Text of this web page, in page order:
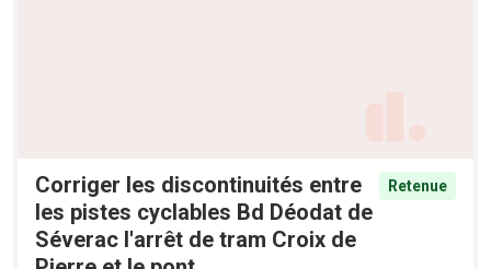
Corriger les discontinuités entre
les pistes cyclables Bd Déodat de
Séverac l'arrêt de tram Croix de
Retenue